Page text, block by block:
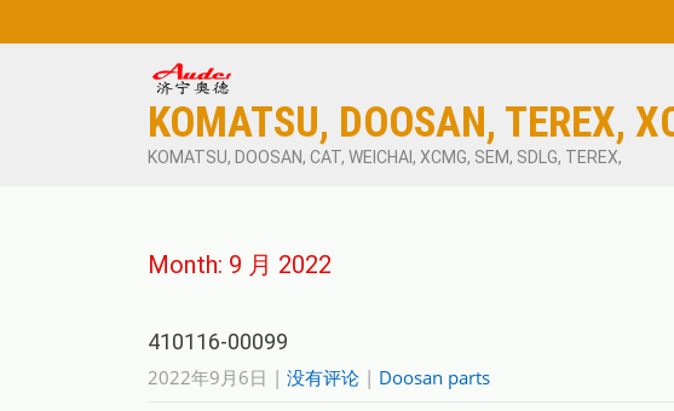
KOMATSU, DOOSAN, TEREX,
KOMATSU, DOOSAN, CAT, WEICHAI, XCMG, SEM, SDLG, TEREX,
Month: 9 月 2022
410116-00099
2022年9月6日 | 没有评论 | Doosan parts